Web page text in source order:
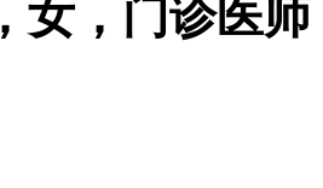
女，门诊医